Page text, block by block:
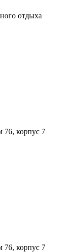
отдыха
76, корпус 7
76, корпус 7